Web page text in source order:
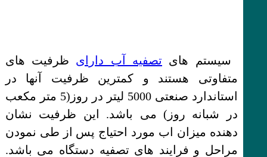
سیستم های تصفیه آب دارای ظرفیت های
متفاوتی هستند و کمترین ظرفیت آنها در
استاندارد صنعتی 5000 لیتر در روز(5 متر مکعب
در شبانه روز) می باشد. این ظرفیت نشان
دهنده میزان اب مورد احتیاج پس از طی نمودن
مراحل و فرایند های تصفیه دستگاه می باشد.